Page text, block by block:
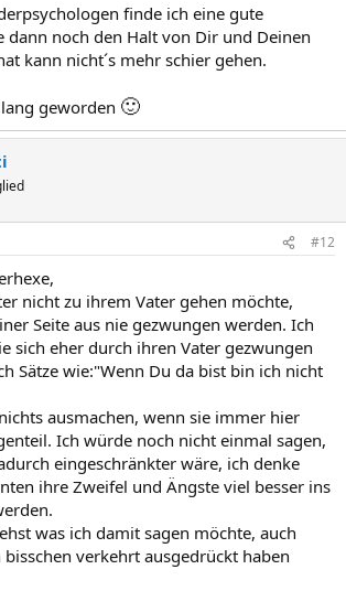
finde ich eine gute
dann noch den Halt von Dir und Deinen
kann nicht´s mehr schier gehen.
geworden 🙂
#12
nicht zu ihrem Vater gehen möchte,
Seite aus nie gezwungen werden. Ich
sich eher durch ihren Vater gezwungen
Sätze wie:"Wenn Du da bist bin ich nicht
ausmachen, wenn sie immer hier
Ich würde noch nicht einmal sagen,
eingeschränkter wäre, ich denke
ihre Zweifel und Ängste viel besser ins
was ich damit sagen möchte, auch
verkehrt ausgedrückt haben